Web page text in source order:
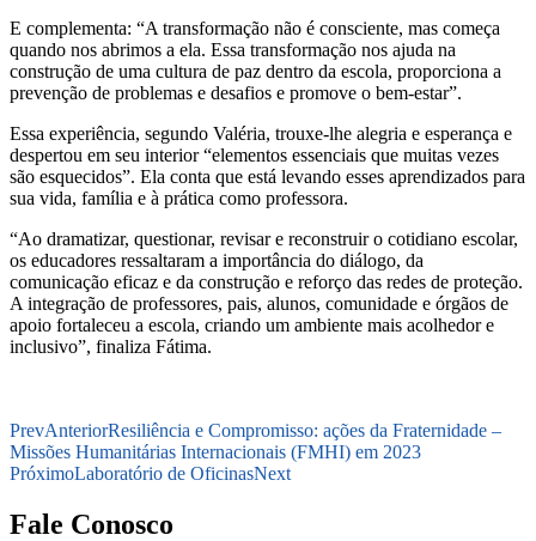
E complementa: “A transformação não é consciente, mas começa
quando nos abrimos a ela. Essa transformação nos ajuda na
construção de uma cultura de paz dentro da escola, proporciona a
prevenção de problemas e desafios e promove o bem-estar”.
Essa experiência, segundo Valéria, trouxe-lhe alegria e esperança e
despertou em seu interior “elementos essenciais que muitas vezes
são esquecidos”. Ela conta que está levando esses aprendizados para
sua vida, família e à prática como professora.
“Ao dramatizar, questionar, revisar e reconstruir o cotidiano escolar,
os educadores ressaltaram a importância do diálogo, da
comunicação eficaz e da construção e reforço das redes de proteção.
A integração de professores, pais, alunos, comunidade e órgãos de
apoio fortaleceu a escola, criando um ambiente mais acolhedor e
inclusivo”, finaliza Fátima.
PrevAnteriorResiliência e Compromisso: ações da Fraternidade –
Missões Humanitárias Internacionais (FMHI) em 2023
PróximoLaboratório de OficinasNext
Fale Conosco